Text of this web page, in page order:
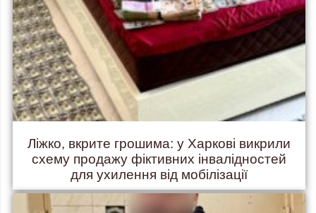
Ліжко, вкрите грошима: у Харкові викрили
схему продажу фіктивних інвалідностей
для ухилення від мобілізації